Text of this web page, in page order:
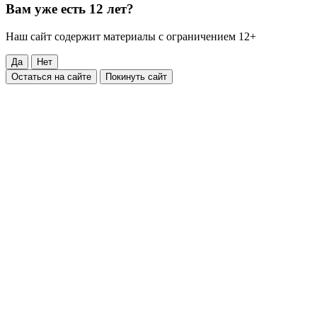
Вам уже есть 12 лет?
Наш сайт содержит материалы с ограничением 12+
Да
Нет
Остаться на сайте
Покинуть сайт